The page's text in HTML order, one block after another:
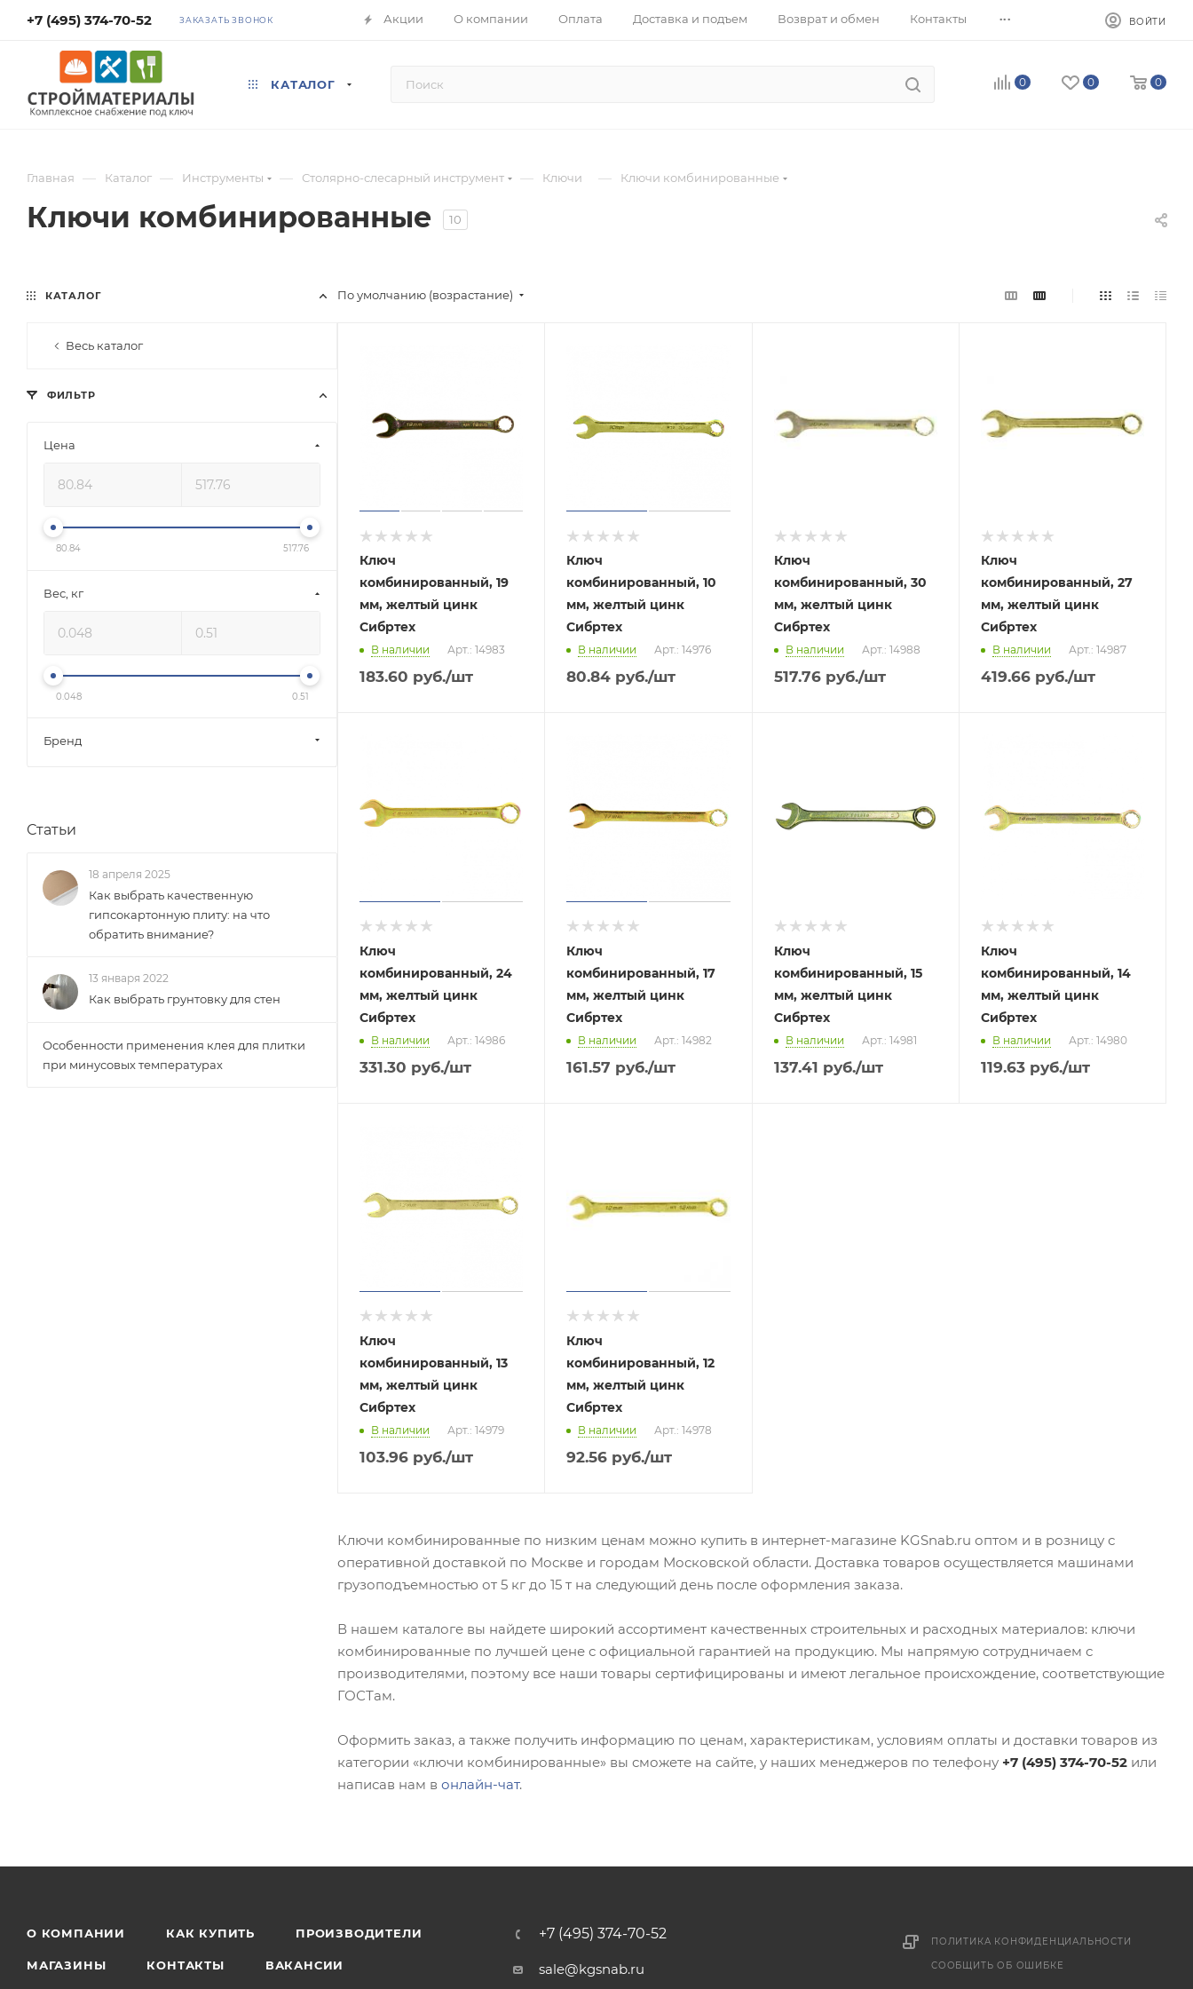
+7 (495) 374-70-52 ЗАКАЗАТЬ ЗВОНОК Акции О компании Оплата Доставка и подъем Возврат и обмен Контакты ... ВОЙТИ
КАТАЛОГ 0 0 0
Главная — Каталог — Инструменты — Столярно-слесарный инструмент — Ключи — Ключи комбинированные
Ключи комбинированные 10
По умолчанию (возрастание)
Ключ
комбинированный, 19
мм, желтый цинк
Сибртех
В наличии Арт.: 14983
183.60 руб./шт
Ключ
комбинированный, 10
мм, желтый цинк
Сибртех
В наличии Арт.: 14976
80.84 руб./шт
Ключ
комбинированный, 30
мм, желтый цинк
Сибртех
В наличии Арт.: 14988
517.76руб./шт
Ключ
комбинированный, 27
мм, желтый цинк
Сибртех
В наличии Арт.: 14987
419.66руб./шт
Ключ
комбинированный, 24
мм, желтый цинк
Сибртех
В наличии Арт.: 14986
331.30 руб./шт
Ключ
комбинированный, 17
мм, желтый цинк
Сибртех
В наличии Арт.: 14982
161.57 руб./шт
Ключ
комбинированный, 15
мм, желтый цинк
Сибртех
В наличии Арт.: 14981
137.41 руб./шт
Ключ
комбинированный, 14
мм, желтый цинк
Сибртех
В наличии Арт.: 14980
119.63руб./шт
Ключ
комбинированный, 13
мм, желтый цинк
Сибртех
В наличии Арт.: 14979
103.96 руб./шт
Ключ
комбинированный, 12
мм, желтый цинк
Сибртех
В наличии Арт.: 14978
92.56 руб./шт
Ключи комбинированные по низким ценам можно купить в интернет-магазине KGSnab.ru оптом и в розницу с
оперативной доставкой по Москве и городам Московской области. Доставка товаров осуществляется машинами
грузоподъемностью от 5 кг до 15 т на следующий день после оформления заказа.
В нашем каталоге вы найдете широкий ассортимент качественных строительных и расходных материалов: ключи
комбинированные по лучшей цене с официальной гарантией на продукцию. Мы напрямую сотрудничаем с
производителями, поэтому все наши товары сертифицированы и имеют легальное происхождение, соответствующие
ГОСТам.
Оформить заказ, а также получить информацию по ценам, характеристикам, условиям оплаты и доставки товаров из
категории «ключи комбинированные» вы сможете на сайте, у наших менеджеров по телефону +7 (495) 374-70-52 или
написав нам в онлайн-чат.
КАТАЛОГ
Весь каталог
ФИЛЬТР
Цена
80.84 517.76
Вес, кг
0.048 0.51
Бренд
Статьи
18 апреля 2025
Как выбрать качественную
гипсокартонную плиту: на что
обратить внимание?
13 января 2022
Как выбрать грунтовку для стен
Особенности применения клея для плитки
при минусовых температурах
О КОМПАНИИ КАК КУПИТЬ ПРОИЗВОДИТЕЛИ
МАГАЗИНЫ КОНТАКТЫ ВАКАНСИИ
+7 (495) 374-70-52
sale@kgsnab.ru
ПОЛИТИКА КОНФИДЕНЦИАЛЬНОСТИ
СООБЩИТЬ ОБ ОШИБКЕ